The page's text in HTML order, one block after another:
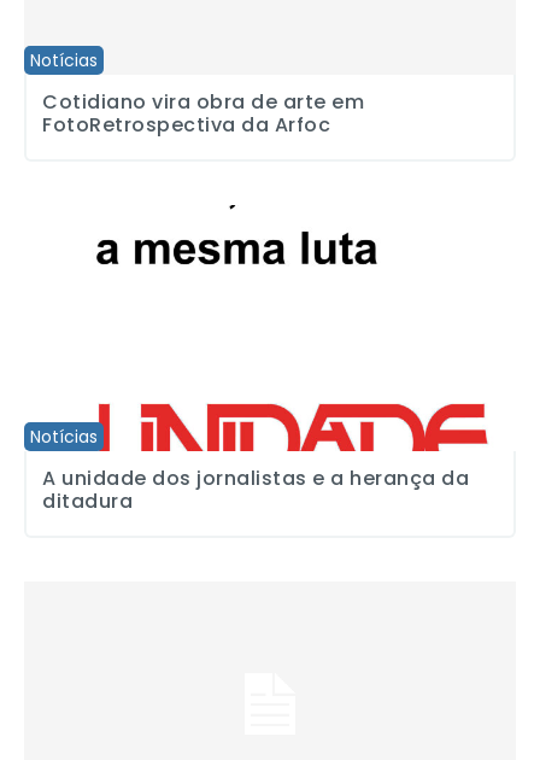
Notícias
Cotidiano vira obra de arte em
FotoRetrospectiva da Arfoc
Notícias
A unidade dos jornalistas e a herança da ditadura
A unidade dos jornalistas e a herança da
ditadura